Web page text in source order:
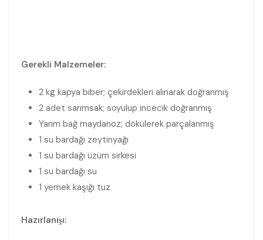
Gerekli Malzemeler:
2 kg kapya biber; çekirdekleri alınarak doğranmış
2 adet sarımsak; soyulup incecik doğranmış
Yarım bağ maydanoz; dökülerek parçalanmış
1 su bardağı zeytinyağı
1 su bardağı üzüm sirkesi
1 su bardağı su
1 yemek kaşığı tuz
Hazırlanışı: